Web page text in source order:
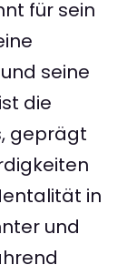
für sein
seine
die
geprägt
in
und